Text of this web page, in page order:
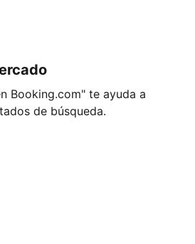
Booking.com" te ayuda a
de búsqueda.